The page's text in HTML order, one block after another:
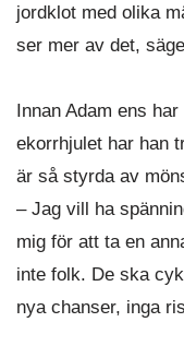
jordklot med olika
ser mer av det,
Innan Adam ens
ekorrhjulet har han
är så styrda av
– Jag vill ha
mig för att ta en
inte folk. De ska
nya chanser, inga